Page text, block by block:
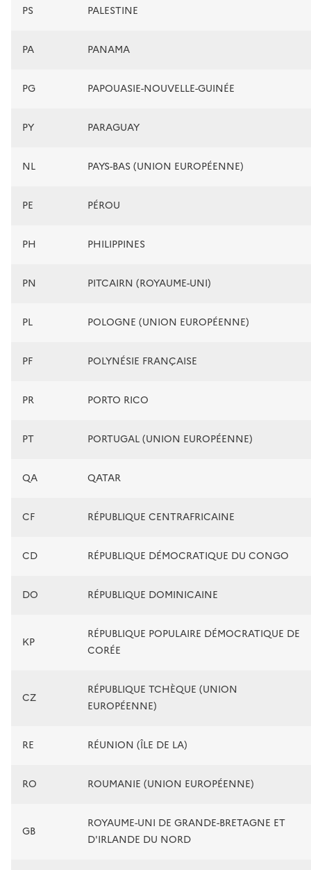
PS PALESTINE
PA PANAMA
PG PAPOUASIE-NOUVELLE-GUINÉE
PY PARAGUAY
NL PAYS-BAS (UNION EUROPÉENNE)
PE PÉROU
PH PHILIPPINES
PN PITCAIRN (ROYAUME-UNI)
PL POLOGNE (UNION EUROPÉENNE)
PF POLYNÉSIE FRANÇAISE
PR PORTO RICO
PT PORTUGAL (UNION EUROPÉENNE)
QA QATAR
CF RÉPUBLIQUE CENTRAFRICAINE
CD RÉPUBLIQUE DÉMOCRATIQUE DU CONGO
DO RÉPUBLIQUE DOMINICAINE
KP
RÉPUBLIQUE POPULAIRE DÉMOCRATIQUE DE
CORÉE
CZ
RÉPUBLIQUE TCHÈQUE (UNION
EUROPÉENNE)
RE RÉUNION (ÎLE DE LA)
RO ROUMANIE (UNION EUROPÉENNE)
GB
ROYAUME-UNI DE GRANDE-BRETAGNE ET
D'IRLANDE DU NORD